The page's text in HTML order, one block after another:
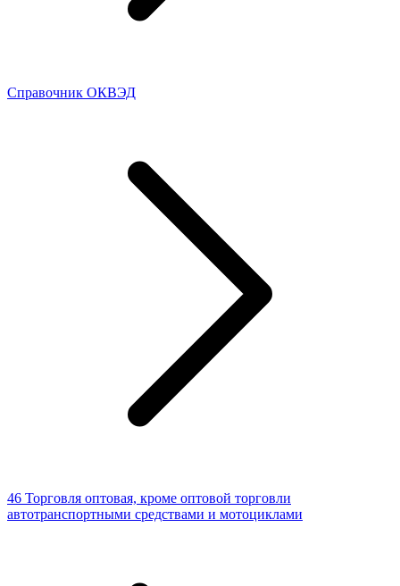
Справочник ОКВЭД
46 Торговля оптовая, кроме оптовой торговли
автотранспортными средствами и мотоциклами